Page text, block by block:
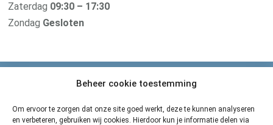
Beheer cookie toestemming
Om ervoor te zorgen dat onze site goed werkt, deze te kunnen analyseren
en verbeteren, gebruiken wij cookies. Hierdoor kun je informatie delen via
Zaterdag 09:30 – 17:30
Zondag Gesloten
Van der Pigge is verbonden met haar
zusterbedrijf De Groene Os